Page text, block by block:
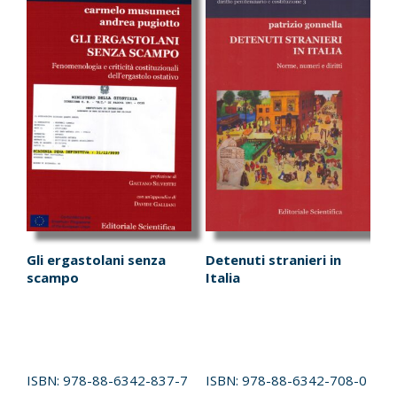
Gli ergastolani senza
scampo
ISBN: 978-88-6342-837-7
Detenuti stranieri in
Italia
ISBN: 978-88-6342-708-0